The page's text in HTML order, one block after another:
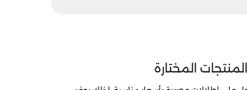
المختارة